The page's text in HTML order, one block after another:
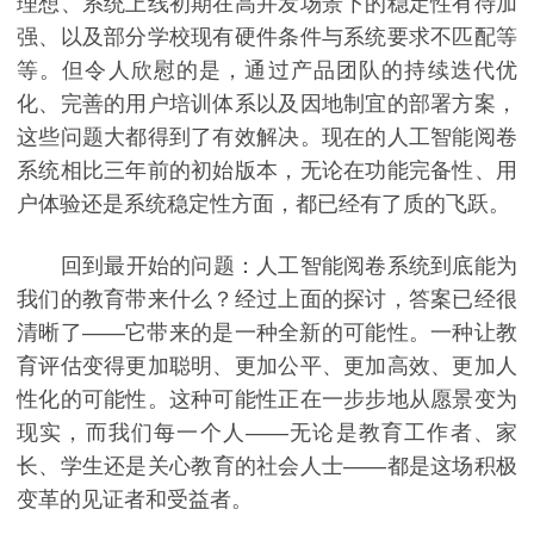
强、以及部分学校现有硬件条件与系统要求不匹配等
等。但令人欣慰的是，通过产品团队的持续迭代优
化、完善的用户培训体系以及因地制宜的部署方案，
这些问题大都得到了有效解决。现在的人工智能阅卷
系统相比三年前的初始版本，无论在功能完备性、用
户体验还是系统稳定性方面，都已经有了质的飞跃。
回到最开始的问题：人工智能阅卷系统到底能为
我们的教育带来什么？经过上面的探讨，答案已经很
清晰了——它带来的是一种全新的可能性。一种让教
育评估变得更加聪明、更加公平、更加高效、更加人
性化的可能性。这种可能性正在一步步地从愿景变为
现实，而我们每一个人——无论是教育工作者、家
长、学生还是关心教育的社会人士——都是这场积极
变革的见证者和受益者。